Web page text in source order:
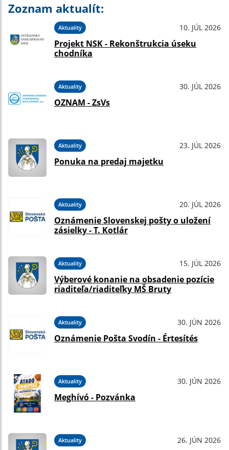
Zoznam aktualít:
Aktuality 10. JÚL 2026
Projekt NSK - Rekonštrukcia úseku
chodníka
Aktuality 30. JÚL 2026
OZNAM - ZsVs
Aktuality 23. JÚL 2026
Ponuka na predaj majetku
Aktuality 20. JÚL 2026
Oznámenie Slovenskej pošty o uložení
zásielky - T. Kotlár
Aktuality 15. JÚL 2026
Výberové konanie na obsadenie pozície
riaditeľa/riaditeľky MŠ Bruty
Aktuality 30. JÚN 2026
Oznámenie Pošta Svodín - Értesítés
Aktuality 30. JÚN 2026
Meghívó - Pozvánka
Aktuality 26. JÚN 2026